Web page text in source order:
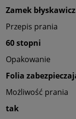
Zamek
Przepis prania
60 stopni
Opakowanie
Folia
Możliwość prania
tak